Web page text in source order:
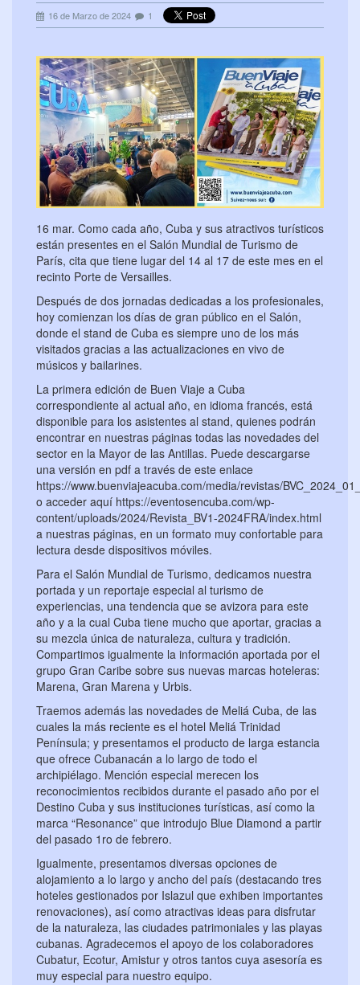
16 de Marzo de 2024 1
16 mar. Como cada año, Cuba y sus atractivos turísticos
están presentes en el Salón Mundial de Turismo de
París, cita que tiene lugar del 14 al 17 de este mes en el
recinto Porte de Versailles.
Después de dos jornadas dedicadas a los profesionales,
hoy comienzan los días de gran público en el Salón,
donde el stand de Cuba es siempre uno de los más
visitados gracias a las actualizaciones en vivo de
músicos y bailarines.
La primera edición de Buen Viaje a Cuba
correspondiente al actual año, en idioma francés, está
disponible para los asistentes al stand, quienes podrán
encontrar en nuestras páginas todas las novedades del
sector en la Mayor de las Antillas. Puede descargarse
una versión en pdf a través de este enlace
https://www.buenviajeacuba.com/media/revistas/
o acceder aquí https://eventosencuba.com/wp-
content/uploads/2024/Revista_BV1-2024FRA/index.html
a nuestras páginas, en un formato muy confortable para
lectura desde dispositivos móviles.
Para el Salón Mundial de Turismo, dedicamos nuestra
portada y un reportaje especial al turismo de
experiencias, una tendencia que se avizora para este
año y a la cual Cuba tiene mucho que aportar, gracias a
su mezcla única de naturaleza, cultura y tradición.
Compartimos igualmente la información aportada por el
grupo Gran Caribe sobre sus nuevas marcas hoteleras:
Marena, Gran Marena y Urbis.
Traemos además las novedades de Meliá Cuba, de las
cuales la más reciente es el hotel Meliá Trinidad
Península; y presentamos el producto de larga estancia
que ofrece Cubanacán a lo largo de todo el
archipiélago. Mención especial merecen los
reconocimientos recibidos durante el pasado año por el
Destino Cuba y sus instituciones turísticas, así como la
marca “Resonance” que introdujo Blue Diamond a partir
del pasado 1ro de febrero.
Igualmente, presentamos diversas opciones de
alojamiento a lo largo y ancho del país (destacando tres
hoteles gestionados por Islazul que exhiben importantes
renovaciones), así como atractivas ideas para disfrutar
de la naturaleza, las ciudades patrimoniales y las playas
cubanas. Agradecemos el apoyo de los colaboradores
Cubatur, Ecotur, Amistur y otros tantos cuya asesoría es
muy especial para nuestro equipo.